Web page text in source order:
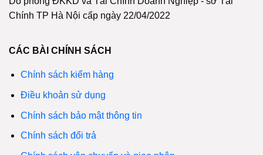
Chính TP Hà Nội cấp ngày 22/04/2022
CÁC BÀI CHÍNH SÁCH
Chính sách kiểm hàng
Điều khoản sử dụng
Chính sách bảo mật thông tin
Chính sách đổi trả